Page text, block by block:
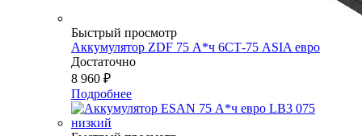
Быстрый просмотр
Аккумулятор ZDF 75 А*ч 6СТ-75 ASIA евро
Достаточно
8 960 ₽
Подробнее